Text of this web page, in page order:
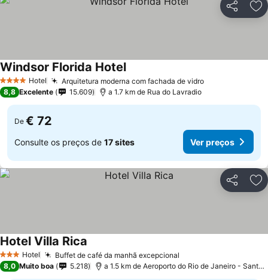
Partilhar
4 EstrelasHotel Arquitetura moderna com fachada de vidro
Windsor Florida Hotel
8,8 Excelente 15.609 a 1.7 km de Rua do Lavradio
De € 72
Consulte os preços de 17 sites Ver preços
Partilhar
3 EstrelasHotel Buffet de café da manhã excepcional
Hotel Villa Rica
8,0 Muito boa 5.218 a 1.5 km de Aeroporto do Rio de Janeiro - Santos Dumont